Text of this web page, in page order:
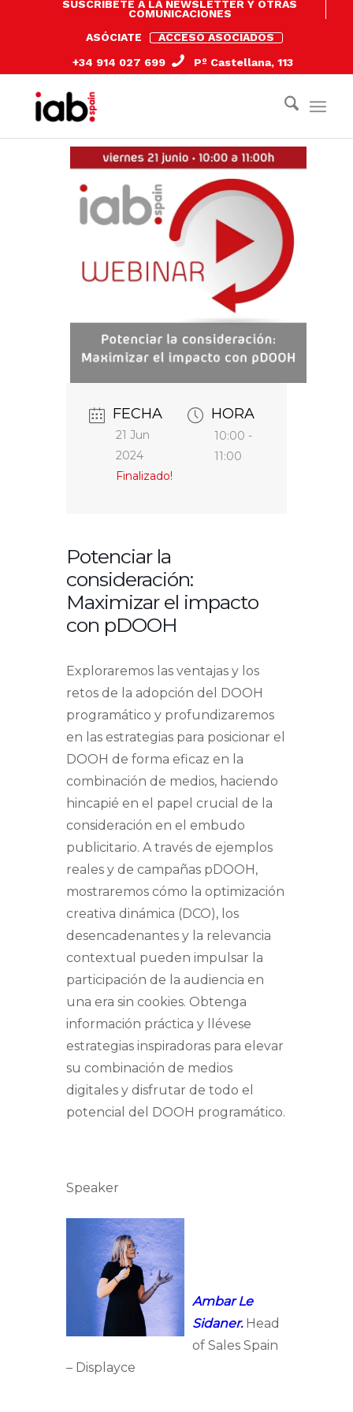
SUSCRÍBETE A LA NEWSLETTER Y OTRAS
COMUNICACIONES
ASÓCIATE
ACCESO ASOCIADOS
+34 914 027 699
Pº Castellana, 113
FECHA
21 Jun
2024
Finalizado!
HORA
10:00 -
11:00
Potenciar la
consideración:
Maximizar el impacto
con pDOOH
Exploraremos las ventajas y los
retos de la adopción del DOOH
programático y profundizaremos
en las estrategias para posicionar el
DOOH de forma eficaz en la
combinación de medios, haciendo
hincapié en el papel crucial de la
consideración en el embudo
publicitario. A través de ejemplos
reales y de campañas pDOOH,
mostraremos cómo la optimización
creativa dinámica (DCO), los
desencadenantes y la relevancia
contextual pueden impulsar la
participación de la audiencia en
una era sin cookies. Obtenga
información práctica y llévese
estrategias inspiradoras para elevar
su combinación de medios
digitales y disfrutar de todo el
potencial del DOOH programático.
Speaker
Ambar Le
Sidaner.Head
of Sales Spain
– Displayce